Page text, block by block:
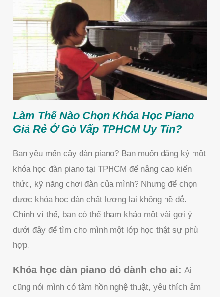
Làm Thế Nào Chọn Khóa Học Piano
Giá Rẻ Ở Gò Vấp TPHCM Uy Tín?
Bạn yêu mến cây đàn piano? Bạn muốn đăng ký một
khóa học đàn piano tại TPHCM để nâng cao kiến
thức, kỹ năng chơi đàn của mình? Nhưng để chọn
được khóa học đàn chất lượng lại không hề dễ.
Chính vì thế, bạn có thể tham khảo một vài gợi ý
dưới đây để tìm cho mình một lớp học thật sự phù
hợp.
Khóa học đàn piano đó dành cho ai: Ai
cũng nói mình có tâm hồn nghệ thuật, yêu thích âm